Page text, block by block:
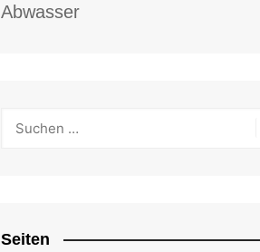
Abwasser
Seiten